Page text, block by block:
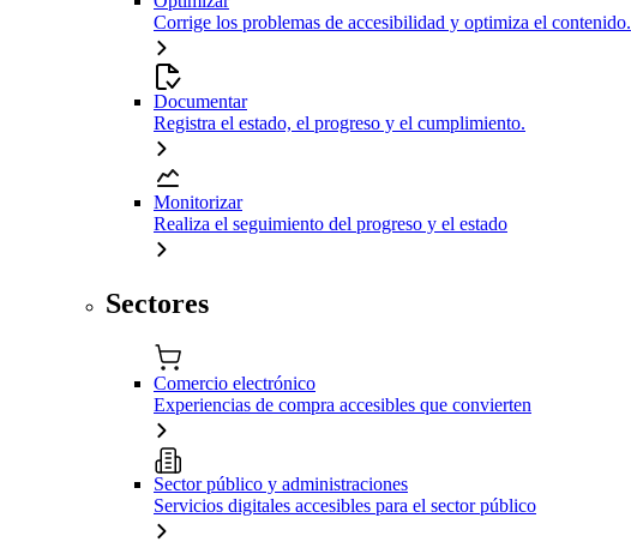
Corrige los problemas de accesibilidad y optimiza el contenido.
Documentar
Registra el estado, el progreso y el cumplimiento.
Monitorizar
Realiza el seguimiento del progreso y el estado
Sectores
Comercio electrónico
Experiencias de compra accesibles que convierten
Sector público y administraciones
Servicios digitales accesibles para el sector público